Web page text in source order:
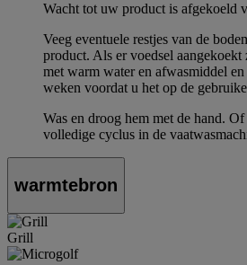
Wacht tot uw product is afgekoeld
Veeg eventuele restjes van de
product. Als er voedsel
met warm water en afwasmiddel
weken voordat u het op de
Was en droog hem met de hand.
volledige cyclus in de
warmtebron
Grill